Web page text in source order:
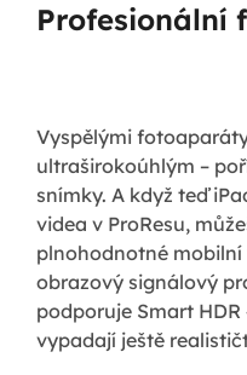
Profesionální
Vyspělými
ultraširokoúhlým –
snímky. A když teď
videa v ProResu,
plnohodnotné
obrazový signálový
podporuje Smart
vypadají ještě